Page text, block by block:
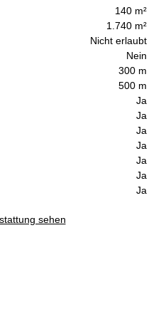
140 m²
1.740 m²
Nicht erlaubt
Nein
300 m
500 m
Ja
Ja
Ja
Ja
Ja
Ja
Ja
sehen